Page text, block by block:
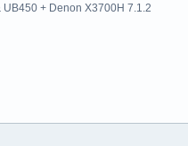
+ Denon X3700H 7.1.2